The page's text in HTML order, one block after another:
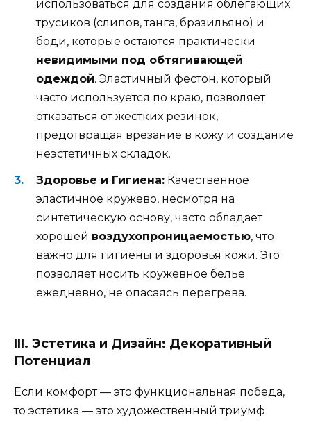
использоваться для создания облегающих
трусиков (слипов, танга, бразильяно) и
боди, которые остаются практически
невидимыми под обтягивающей
одеждой. Эластичный фестон, который
часто используется по краю, позволяет
отказаться от жестких резинок,
предотвращая врезание в кожу и создание
неэстетичных складок.
Здоровье и Гигиена: Качественное
эластичное кружево, несмотря на
синтетическую основу, часто обладает
хорошей воздухопроницаемостью, что
важно для гигиены и здоровья кожи. Это
позволяет носить кружевное белье
ежедневно, не опасаясь перегрева.
III. Эстетика и Дизайн: Декоративный
Потенциал
Если комфорт — это функциональная победа,
то эстетика — это художественный триумф